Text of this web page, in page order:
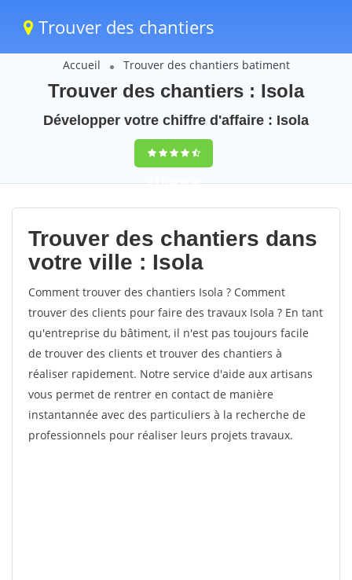
Trouver des chantiers
Accueil Trouver des chantiers batiment
Trouver des chantiers : Isola
Développer votre chiffre d'affaire : Isola
9,5(100%)38
votes
Trouver des chantiers dans
votre ville : Isola
Comment trouver des chantiers Isola ? Comment
trouver des clients pour faire des travaux Isola ? En tant
qu'entreprise du bâtiment, il n'est pas toujours facile
de trouver des clients et trouver des chantiers à
réaliser rapidement. Notre service d'aide aux artisans
vous permet de rentrer en contact de manière
instantannée avec des particuliers à la recherche de
professionnels pour réaliser leurs projets travaux.